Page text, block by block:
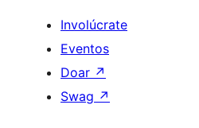
Involúcrate
Eventos
Doar ↗
Swag ↗